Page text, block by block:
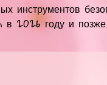
инструментов
в 2026 году и позже.